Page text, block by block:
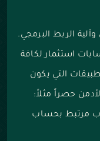
الربط البرمجي.
استثمار لكافة
التي يكون
حصراً مثلاً:
مرتبط بحساب